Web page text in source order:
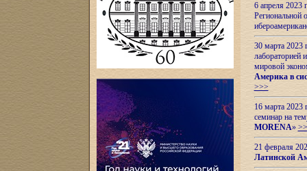
6 апреля
Региональной
30 марта 2023
лабораторией
мировой
Америка в
>>>
16 марта 2023
семинар на
MORENA»
21 февраля
Латинской